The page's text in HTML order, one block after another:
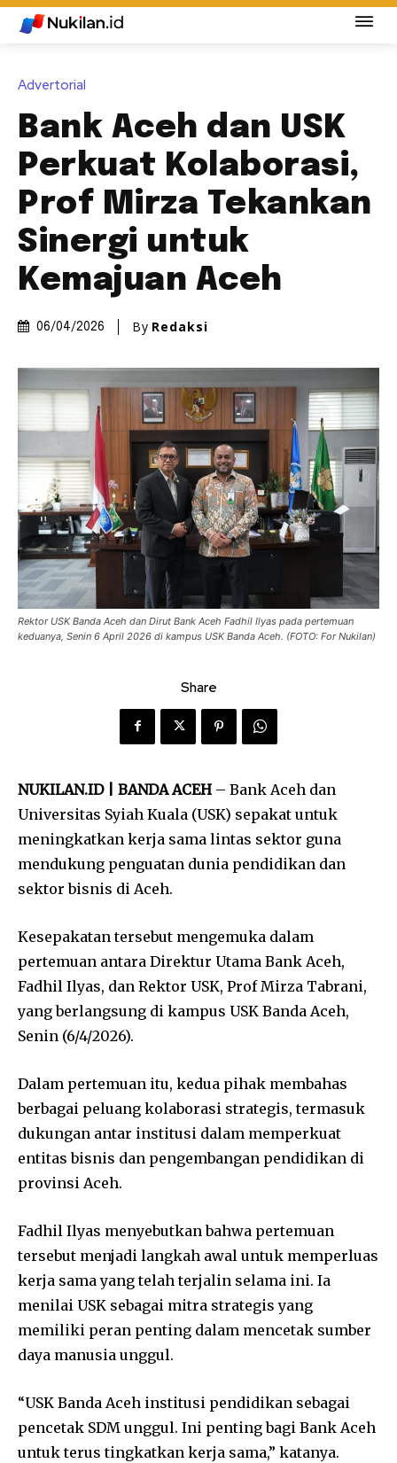
Advertorial
Bank Aceh dan USK
Perkuat Kolaborasi,
Prof Mirza Tekankan
Sinergi untuk
Kemajuan Aceh
06/04/2026 By Redaksi
Rektor USK Banda Aceh dan Dirut Bank Aceh Fadhil Ilyas pada pertemuan
keduanya, Senin 6 April 2026 di kampus USK Banda Aceh. (FOTO: For Nukilan)
Share
NUKILAN.ID | BANDA ACEH – Bank Aceh dan
Universitas Syiah Kuala (USK) sepakat untuk
meningkatkan kerja sama lintas sektor guna
mendukung penguatan dunia pendidikan dan
sektor bisnis di Aceh.
Kesepakatan tersebut mengemuka dalam
pertemuan antara Direktur Utama Bank Aceh,
Fadhil Ilyas, dan Rektor USK, Prof Mirza Tabrani,
yang berlangsung di kampus USK Banda Aceh,
Senin (6/4/2026).
Dalam pertemuan itu, kedua pihak membahas
berbagai peluang kolaborasi strategis, termasuk
dukungan antar institusi dalam memperkuat
entitas bisnis dan pengembangan pendidikan di
provinsi Aceh.
Fadhil Ilyas menyebutkan bahwa pertemuan
tersebut menjadi langkah awal untuk memperluas
kerja sama yang telah terjalin selama ini. Ia
menilai USK sebagai mitra strategis yang
memiliki peran penting dalam mencetak sumber
daya manusia unggul.
“USK Banda Aceh institusi pendidikan sebagai
pencetak SDM unggul. Ini penting bagi Bank Aceh
untuk terus tingkatkan kerja sama,” katanya.